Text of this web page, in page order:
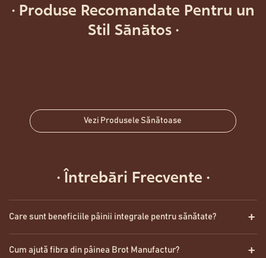
· Produse Recomandate Pentru un
Stil Sănătos ·
Vezi Produsele Sănătoase
·Întrebări Frecvente ·
Care sunt beneficiile pâinii integrale pentru sănătate?
Cum ajută fibra din pâinea Brot Manufactur?